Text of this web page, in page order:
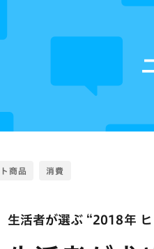
商品 消費
生活者が選ぶ “2018年